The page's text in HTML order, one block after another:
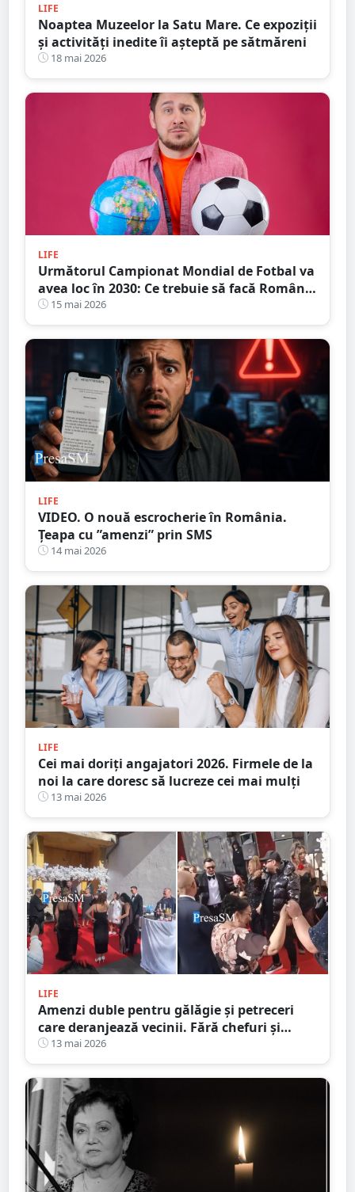
LIFE
Noaptea Muzeelor la Satu Mare. Ce expoziții
și activități inedite îi așteptă pe sătmăreni
18 mai 2026
LIFE
Următorul Campionat Mondial de Fotbal va
avea loc în 2030: Ce trebuie să facă România
de acum?
15 mai 2026
LIFE
VIDEO. O nouă escrocherie în România.
Țeapa cu ”amenzi” prin SMS
14 mai 2026
LIFE
Cei mai doriţi angajatori 2026. Firmele de la
noi la care doresc să lucreze cei mai mulți
13 mai 2026
LIFE
Amenzi duble pentru gălăgie și petreceri
care deranjează vecinii. Fără chefuri și
party-uri în curtea blocurilor
13 mai 2026